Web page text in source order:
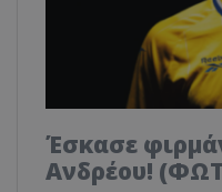
Έσκασε
Ανδρέου!